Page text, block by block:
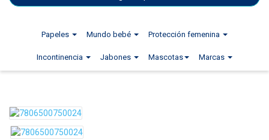
Papeles Mundo bebé Protección femenina
Incontinencia Jabones Mascotas Marcas